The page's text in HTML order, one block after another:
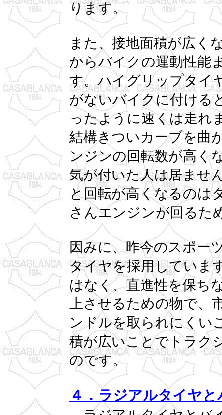
ります。
また、接地面積が広く
からバイクの運動性能
す。ハイグリップタイ
がないバイクに付ける
ったように速くは走れ
結構きついカーブを曲
ンジンの回転数が高く
気が付いた人は居ませ
と回転が高くなるのは
さんエンジンが回るた
因みに、昨今のスポー
タイヤを採用していま
はなく、直進性を保ち
上させるための物で、
ンドルを取られにくい
積が広いことでトラク
のです。
４．ラジアルタイヤ